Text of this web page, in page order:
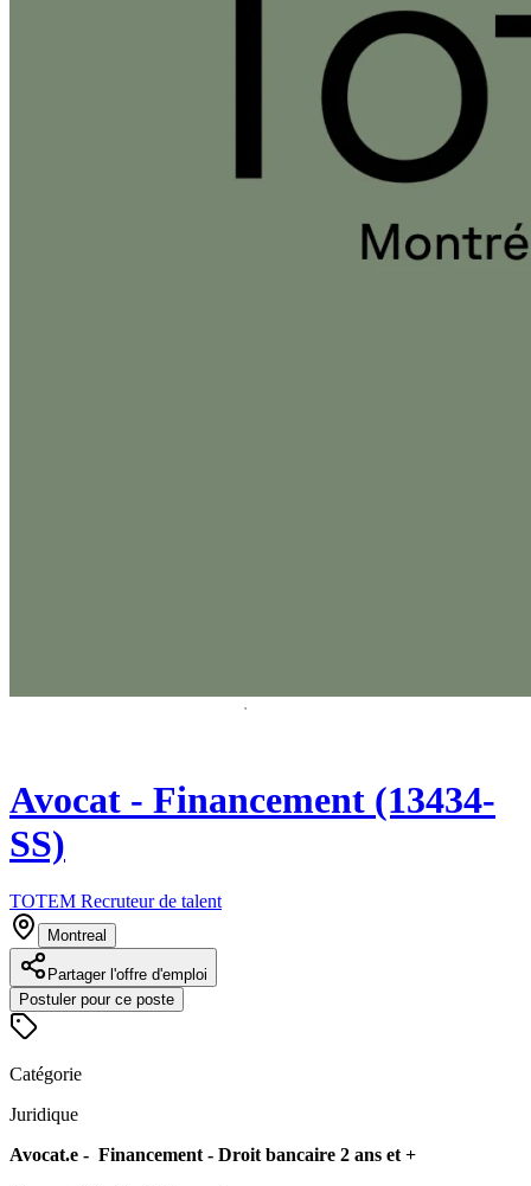
Avocat - Financement (13434-
SS)
TOTEM Recruteur de talent
Montreal
Partager l'offre d'emploi
Postuler pour ce poste
Catégorie
Juridique
Avocat.e - Financement - Droit bancaire 2 ans et +